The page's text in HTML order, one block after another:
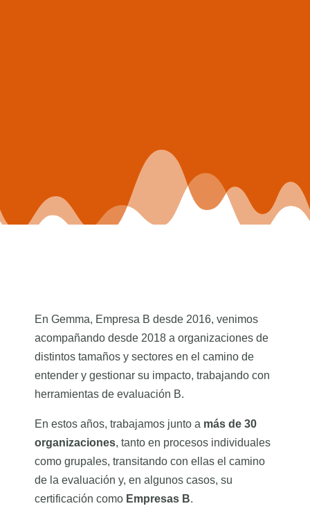
En Gemma, Empresa B desde 2016, venimos
acompañando desde 2018 a organizaciones de
distintos tamaños y sectores en el camino de
entender y gestionar su impacto, trabajando con
herramientas de evaluación B.
En estos años, trabajamos junto a más de 30
organizaciones, tanto en procesos individuales
como grupales, transitando con ellas el camino
de la evaluación y, en algunos casos, su
certificación como Empresas B.